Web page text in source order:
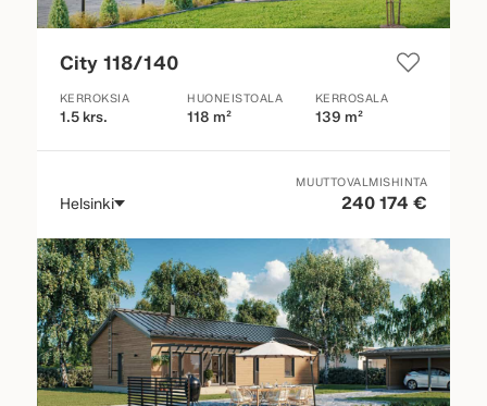
City 118/140
KERROKSIA
1.5 krs.
HUONEISTOALA
118 m²
KERROSALA
139 m²
Helsinki
MUUTTOVALMISHINTA
240 174 €